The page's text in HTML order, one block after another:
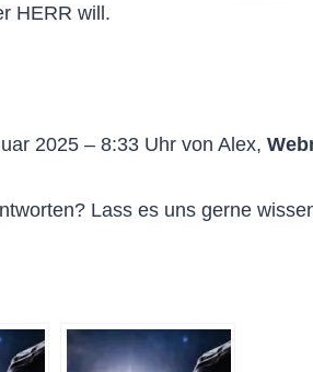
HERR will.
2025 – 8:33 Uhr von Alex,
Lass es uns gerne